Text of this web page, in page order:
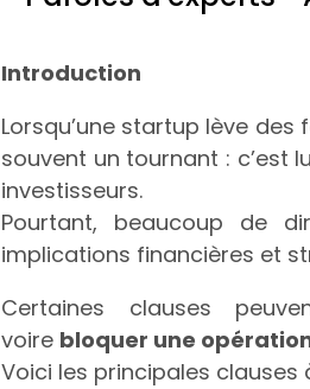
Introduction
Lorsqu’une startup lève des
souvent un tournant : c’est
investisseurs.
Pourtant, beaucoup de
implications financières et
Certaines clauses
voire bloquer une
Voici les principales